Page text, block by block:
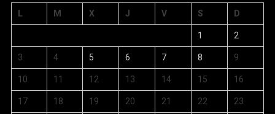
L
M X J V S D
1 2
3 4 5 6 7 8 9
10 11 12 13 14 15 16
17 18 19 20 21 22 23